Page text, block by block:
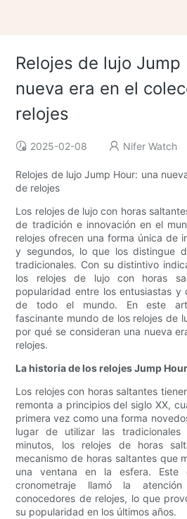
Relojes de lujo Jump
nueva era en el
relojes
2025-02-08 Nifer Watch
Relojes de lujo Jump Hour: una
de relojes
Los relojes de lujo con horas
de tradición e innovación en el
relojes ofrecen una forma única de
y segundos, lo que los distingue
tradicionales. Con su distintivo
los relojes de lujo con horas
popularidad entre los entusiastas y
de todo el mundo. En este
fascinante mundo de los relojes de
por qué se consideran una nueva
relojes.
La historia de los relojes Jump Hour
Los relojes con horas saltantes
remonta a principios del siglo XX,
primera vez como una forma
lugar de utilizar las
minutos, los relojes de horas
mecanismo de horas saltantes que
una ventana en la esfera. Este
cronometraje llamó la
conocedores de relojes, lo que
su popularidad en los últimos años.